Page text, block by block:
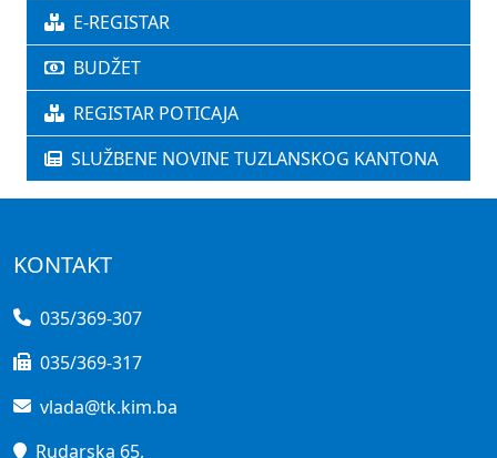
E-REGISTAR
BUDŽET
REGISTAR POTICAJA
SLUŽBENE NOVINE TUZLANSKOG KANTONA
KONTAKT
035/369-307
035/369-317
vlada@tk.kim.ba
Rudarska 65,